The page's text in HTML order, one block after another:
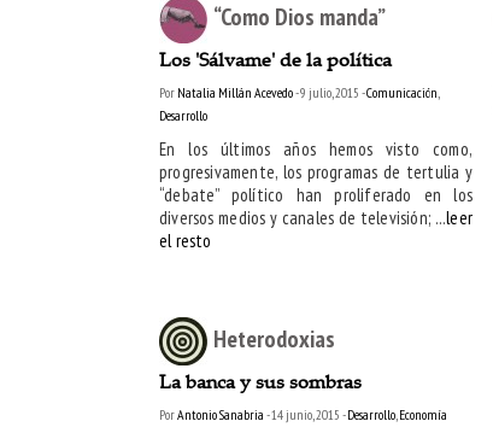
“Como Dios manda”
Los 'Sálvame' de la política
Por Natalia Millán Acevedo- 9 julio, 2015 -Comunicación,
Desarrollo
En los últimos años hemos visto como,
progresivamente, los programas de tertulia y
“debate” político han proliferado en los
diversos medios y canales de televisión; ...leer
el resto
Heterodoxias
La banca y sus sombras
PorAntonio Sanabria - 14 junio, 2015 -Desarrollo,Economía